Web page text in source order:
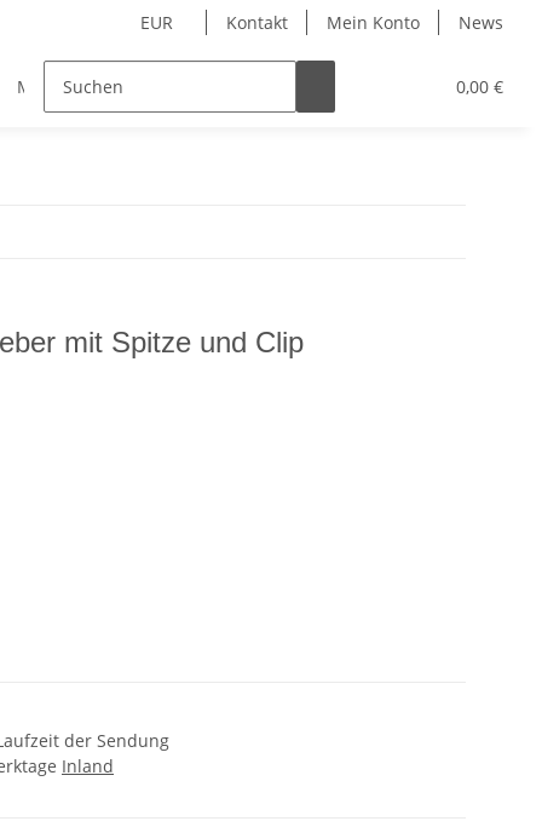
EUR Kontakt Mein Konto News
0,00 €
Merchandise
mit Spitze und Clip
der Sendung
Inland